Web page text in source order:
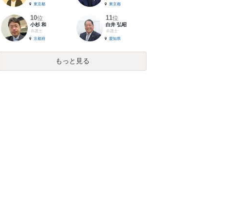
東京都
東京都
10位
小杉 和
弁護士
京都府
11位
白井 弘昭
弁護士
愛知県
もっと見る